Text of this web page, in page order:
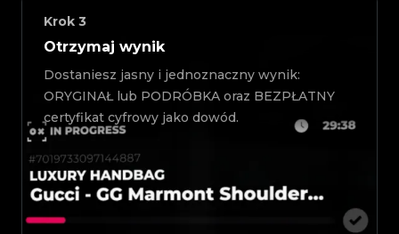
Krok 3
Otrzymaj wynik
Dostaniesz jasny i jednoznaczny wynik:
ORYGINAŁ lub PODRÓBKA oraz BEZPŁATNY
certyfikat cyfrowy jako dowód.